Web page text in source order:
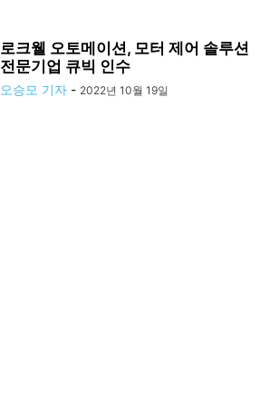
로크웰 오토메이션, 모터 제어 솔루션
전문기업 큐빅 인수
오승모 기자 - 2022년 10월 19일